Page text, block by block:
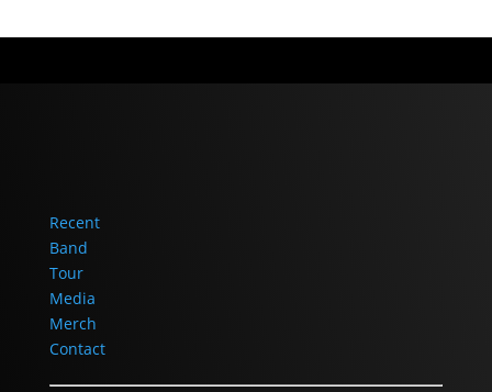
Recent
Band
Tour
Media
Merch
Contact